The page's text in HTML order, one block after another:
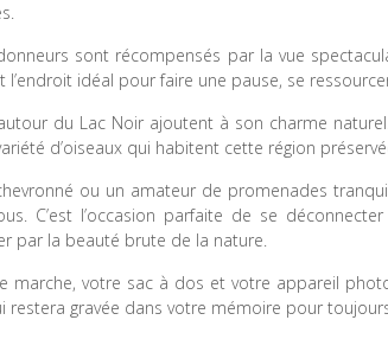
sont récompensés par la vue
l’endroit idéal pour faire une pause, se
du Lac Noir ajoutent à son charme
d’oiseaux qui habitent cette région
ou un amateur de promenades
C’est l’occasion parfaite de se
par la beauté brute de la nature.
marche, votre sac à dos et votre appareil
restera gravée dans votre mémoire pour